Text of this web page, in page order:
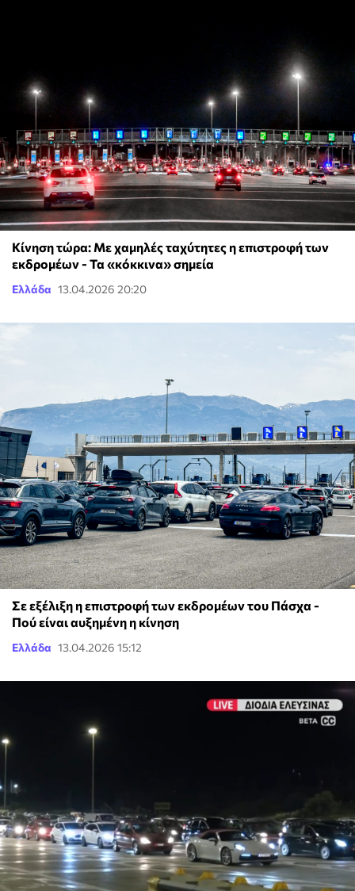
Κίνηση τώρα: Με χαμηλές ταχύτητες η επιστροφή των
εκδρομέων - Τα «κόκκινα» σημεία
Ελλάδα 13.04.2026 20:20
Σε εξέλιξη η επιστροφή των εκδρομέων του Πάσχα -
Πού είναι αυξημένη η κίνηση
Ελλάδα 13.04.2026 15:12